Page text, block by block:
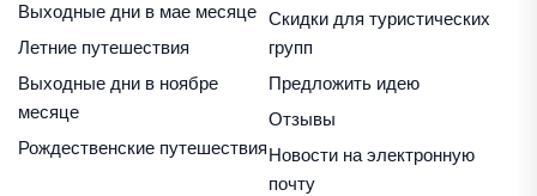
Выходные дни в мае месяце
Летние путешествия
Выходные дни в ноябре
месяце
Рождественские путешествия
Скидки для туристических
групп
Предложить идею
Отзывы
Новости на электронную
почту